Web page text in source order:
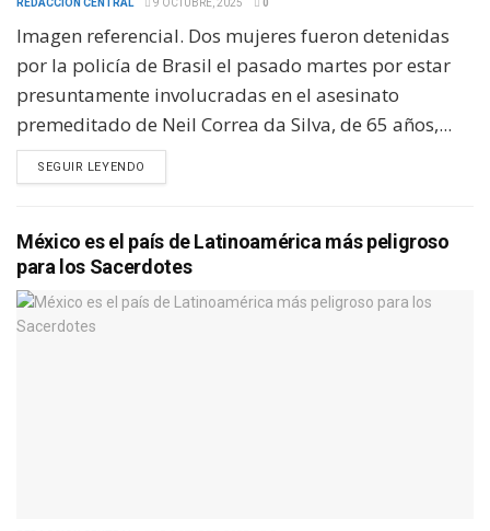
REDACCION CENTRAL 9 OCTUBRE, 2025 0
Imagen referencial. Dos mujeres fueron detenidas
por la policía de Brasil el pasado martes por estar
presuntamente involucradas en el asesinato
premeditado de Neil Correa da Silva, de 65 años,...
SEGUIR LEYENDO
México es el país de Latinoamérica más peligroso
para los Sacerdotes